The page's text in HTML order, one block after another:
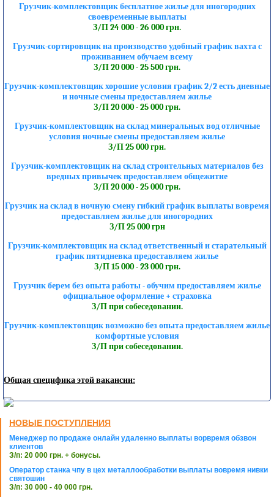
Грузчик-комплектовщик бесплатное жилье для иногородних
своевременные выплаты
З/П 24 000 - 26 000 грн.
Грузчик-сортировщик на производство удобный график вахта с
проживанием обучаем всему
З/П 20 000 - 25 500 грн.
Грузчик-комплектовщик хорошие условия график 2/2 есть дневные
и ночные смены предоставляем жилье
З/П 20 000 - 25 000 грн.
Грузчик-комплектовщик на склад минеральных вод отличные
условия ночные смены предоставляем жилье
З/П 25 000 грн.
Грузчик-комплектовщик на склад строительных материалов без
вредных привычек предоставляем общежитие
З/П 20 000 - 25 000 грн.
Грузчик на склад в ночную смену гибкий график выплаты вовремя
предоставляем жилье для иногородних
З/П 25 000 грн
Грузчик-комплектовщик на склад ответственный и старательный
график пятидневка предоставляем жилье
З/П 15 000 - 23 000 грн.
Грузчик берем без опыта работы - обучим предоставляем жилье
официальное оформление + страховка
З/П при собеседовании.
Грузчик-комплектовщик возможно без опыта предоставляем жилье
комфортные условия
З/П при собеседовании.
Общая специфика этой вакансии:
НОВЫЕ ПОСТУПЛЕНИЯ
Менеджер по продаже онлайн удаленно выплаты ворвремя обзвон
клиентов
З/п: 20 000 грн. + бонусы.
Оператор станка чпу в цех металлообработки выплаты вовремя нивки
святошин
З/п: 30 000 - 40 000 грн.